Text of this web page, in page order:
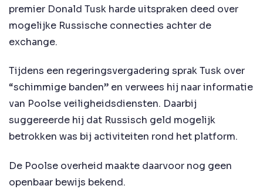
premier Donald Tusk harde uitspraken deed over
mogelijke Russische connecties achter de
exchange.
Tijdens een regeringsvergadering sprak Tusk over
“schimmige banden” en verwees hij naar informatie
van Poolse veiligheidsdiensten. Daarbij
suggereerde hij dat Russisch geld mogelijk
betrokken was bij activiteiten rond het platform.
De Poolse overheid maakte daarvoor nog geen
openbaar bewijs bekend.